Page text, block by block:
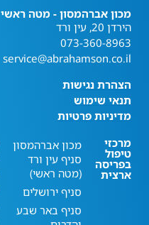
מכון אברהמסון - מטה ראשי
הירדן 20, עין ורד
073-360-8963
service@abrahamson.co.il
הצהרת נגישות
תנאי שימוש
מדיניות פרטיות
מרכזי
טיפול
בפריסה
ארצית
מכון אברהמסון
סניף עין ורד
(מטה ראשי)
סניף ירושלים
סניף באר שבע